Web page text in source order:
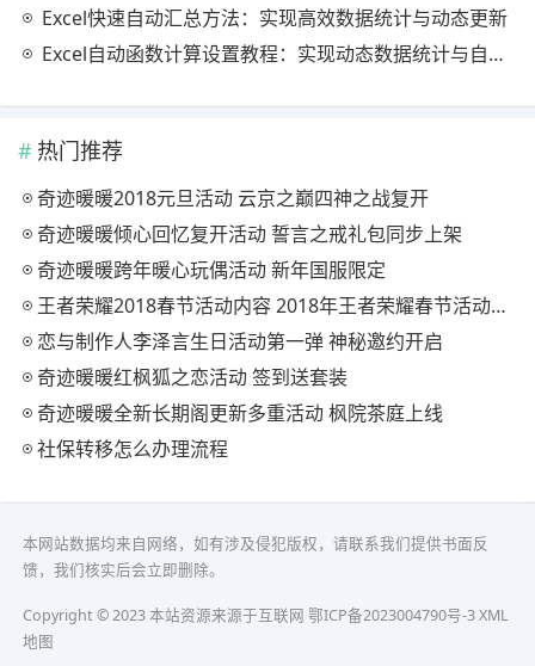
Excel快速自动汇总方法：实现高效数据统计与动态更新
Excel自动函数计算设置教程：实现动态数据统计与自动更新
热门推荐
奇迹暖暖2018元旦活动 云京之巅四神之战复开
奇迹暖暖倾心回忆复开活动 誓言之戒礼包同步上架
奇迹暖暖跨年暖心玩偶活动 新年国服限定
王者荣耀2018春节活动内容 2018年王者荣耀春节活动大全
恋与制作人李泽言生日活动第一弹 神秘邀约开启
奇迹暖暖红枫狐之恋活动 签到送套装
奇迹暖暖全新长期阁更新多重活动 枫院茶庭上线
社保转移怎么办理流程
本网站数据均来自网络，如有涉及侵犯版权，请联系我们提供书面反
馈，我们核实后会立即删除。
Copyright © 2023 本站资源来源于互联网 鄂ICP备2023004790号-3XML
地图